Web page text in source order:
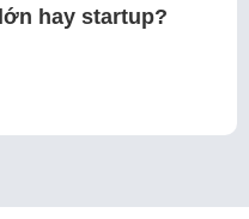
hay startup?